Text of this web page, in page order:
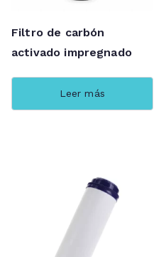
Filtro de carbón
activado impregnado
Leer más